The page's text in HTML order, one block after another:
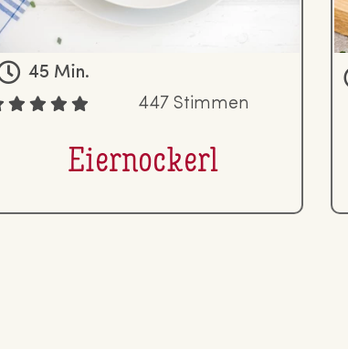
45 Min.
447 Stimmen
Ei­er­no­ckerl